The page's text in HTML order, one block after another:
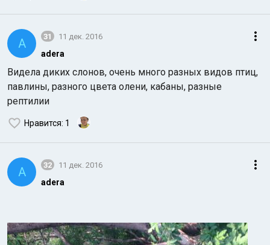
A 31 11 дек. 2016
adera
Видела диких слонов, очень много разных видов птиц,
павлины, разного цвета олени, кабаны, разные
рептилии
Нравится: 1
A 32 11 дек. 2016
adera